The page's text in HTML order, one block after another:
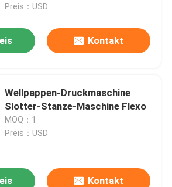
Geschwindigkeit
Preis：USD
Kontakt
Wellpappen-Druckmaschine
Slotter-Stanze-Maschine Flexo
MOQ：1
Preis：USD
Kontakt